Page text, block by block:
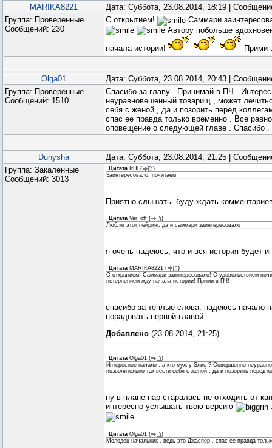
MARIKA8221
Дата: Суббота, 23.08.2014, 18:19 |
Группа: Проверенные
Сообщений: 230
С открытием!
Саммари
Автору побольше
начала истории! Прими
Olga01
Дата: Суббота, 23.08.2014, 20:43 |
Группа: Проверенные
Сообщений: 1510
Спасибо за главу . Принимай в ПЧ .
неуравновешенный товарищ , может
себя с женой , да и позорить перед
спас ее правда только временно . Все
оповещение о следующей главе . Спасибо .
Dunysha
Дата: Суббота, 23.08.2014, 21:25 |
Группа: Закаленные
Сообщений: 3013
Цитата IrHi (
)
Заинтересовало, почитаем
Приятно слышать. буду ждать
Цитата Ver_off (
)
Люблю этот пейринг, да и саммари заинтересовало
я очень надеюсь, что и вся история будет
Цитата MARIKA8221 (
)
С открытием! Саммари заинтересовало! С удовольствием
нетерпением жду начала истории! Прими в ПЧ!
спасибо за теплые слова. надеюсь начало
порадовать первой главой.
Добавлено (23.08.2014, 21:25)
---------------------------------------------
Цитата Olga01 (
)
Интересное начало , а кто муж у Элис ? Совершенно
позволительно так вести себя с женой , да и позорить перед
ну в плане пар старалась не отходить от
интересно услышать твою версию
Цитата Olga01 (
)
Молодец начальник , ведь это Джаспер , спас ее правда